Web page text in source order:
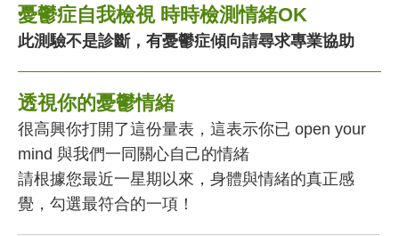
憂鬱症自我檢視 時時檢測情緒OK
此測驗不是診斷，有憂鬱症傾向請尋求專業協助
透視你的憂鬱情緒
很高興你打開了這份量表，這表示你已 open your
mind 與我們一同關心自己的情緒
請根據您最近一星期以來，身體與情緒的真正感
覺，勾選最符合的一項！